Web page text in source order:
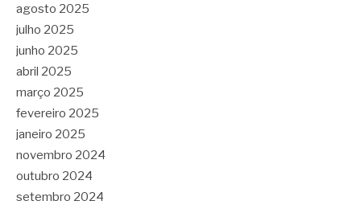
agosto 2025
julho 2025
junho 2025
abril 2025
março 2025
fevereiro 2025
janeiro 2025
novembro 2024
outubro 2024
setembro 2024